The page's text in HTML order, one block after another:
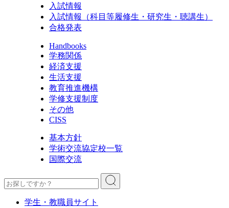
入試情報
入試情報（科目等履修生・研究生・聴講生）
合格発表
Handbooks
学務関係
経済支援
生活支援
教育推進機構
学修支援制度
その他
CISS
基本方針
学術交流協定校一覧
国際交流
学生・教職員サイト